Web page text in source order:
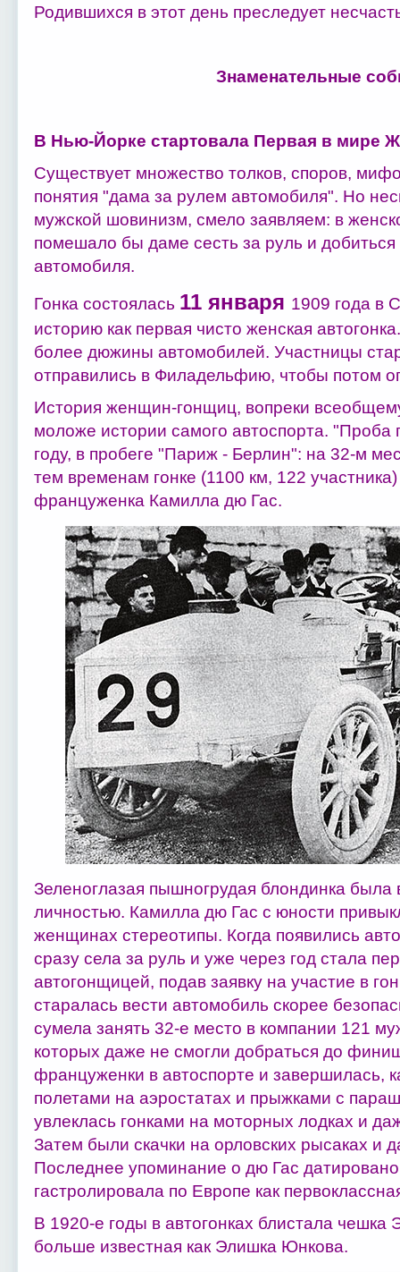
Родившихся в этот день преследует
Знаменательные
В Нью-Йорке стартовала Первая в мире
Существует множество толков, споров,
понятия "дама за рулем автомобиля". Но
мужской шовинизм, смело заявляем: в
помешало бы даме сесть за руль и
автомобиля.
Гонка состоялась 11 января 1909 года в
историю как первая чисто женская
более дюжины автомобилей. Участницы
отправились в Филадельфию, чтобы потом
История женщин-гонщиц, вопреки
моложе истории самого автоспорта. "Проба
году, в пробеге "Париж - Берлин": на 32-м
тем временам гонке (1100 км, 122
француженка Камилла дю Гас.
Зеленоглазая пышногрудая блондинка
личностью. Камилла дю Гас с юности
женщинах стереотипы. Когда появились
сразу села за руль и уже через год стала
автогонщицей, подав заявку на участие в
старалась вести автомобиль скорее
сумела занять 32-е место в компании 121
которых даже не смогли добраться до
француженки в автоспорте и завершилась,
полетами на аэростатах и прыжками с
увлеклась гонками на моторных лодках и
Затем были скачки на орловских рысаках и
Последнее упоминание о дю Гас
гастролировала по Европе как
В 1920-е годы в автогонках блистала чешка
больше известная как Элишка Юнкова.